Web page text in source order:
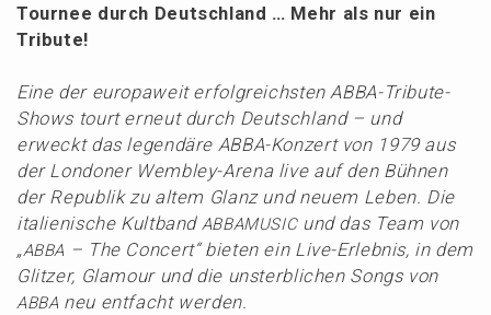
Tournee durch Deutsch­land … Mehr als nur ein
Tribute!
Eine der europa­weit erfolg­reichs­ten ABBA-Tribu­te-
Shows tourt erneut durch Deutsch­land – und
erweckt das legen­dä­re ABBA-Konzert von 1979 aus
der Londo­ner Wembley-Arena live auf den Bühnen
der Republik zu altem Glanz und neuem Leben. Die
italie­ni­sche Kultband ABBAMUSICund das Team von
„ABBA – The Concert“ bieten ein Live-Erleb­nis, in dem
Glitzer, Glamour und die unsterb­li­chen Songs von
ABBA neu entfacht werden.